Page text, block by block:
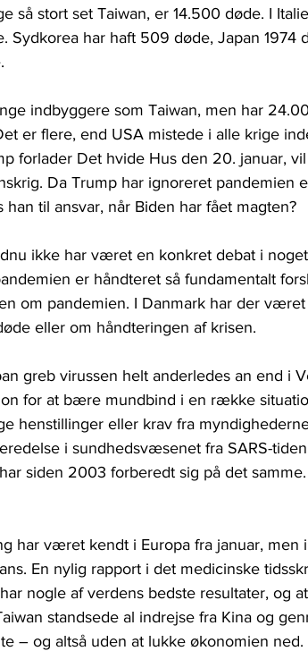
så stort set Taiwan, er 14.500 døde. I
Sydkorea har haft 509 døde, Japan 1974
indbyggere som Taiwan, men har
er flere, end USA mistede i alle krige
forlader Det hvide Hus den 20. januar,
Da Trump har ignoreret pandemien
til ansvar, når Biden har fået magten?
ikke har været en konkret debat i
er håndteret så fundamentalt
om pandemien. I Danmark har der
eller om håndteringen af krisen.
greb virussen helt anderledes an end i
for at bære mundbind i en række
henstillinger eller krav fra
i sundhedsvæsenet fra SARS-
siden 2003 forberedt sig på det
har været kendt i Europa fra januar, men
En nylig rapport i det medicinske
nogle af verdens bedste resultater, og
standsede al indrejse fra Kina og
– og altså uden at lukke økonomien ned.